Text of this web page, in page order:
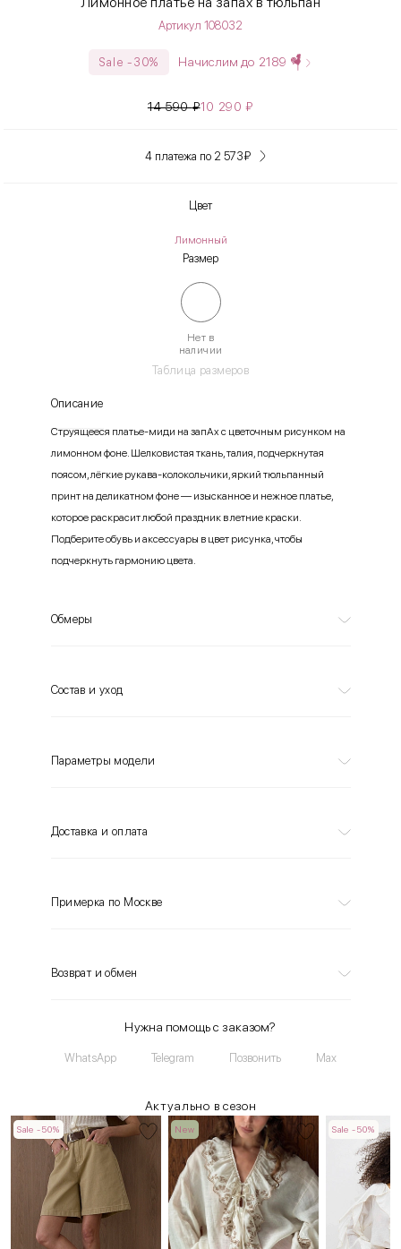
Артикул 108032
Sale -30% Начислим до 2189
14 590₽10 290₽
4 платежа по 2 573₽
Цвет
Лимонный
Размер
Таблица размеров
Нет в
наличии
Описание
Струящееся платье-миди на запАх с цветочным рисунком на
лимонном фоне. Шелковистая ткань, талия, подчеркнутая
поясом, лёгкие рукава-колокольчики, яркий тюльпанный
принт на деликатном фоне — изысканное и нежное платье,
которое раскрасит любой праздник в летние краски.
Подберите обувь и аксессуары в цвет рисунка, чтобы
подчеркнуть гармонию цвета.
Обмеры
Состав и уход
Параметры модели
Доставка и оплата
Примерка по Москве
Возврат и обмен
Нужна помощь с заказом?
WhatsApp Telegram Позвонить Max
Актуально в сезон
Sale -50% New Sale -50%